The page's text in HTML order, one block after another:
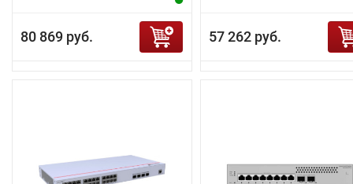
80 869 руб. 57 262 руб.